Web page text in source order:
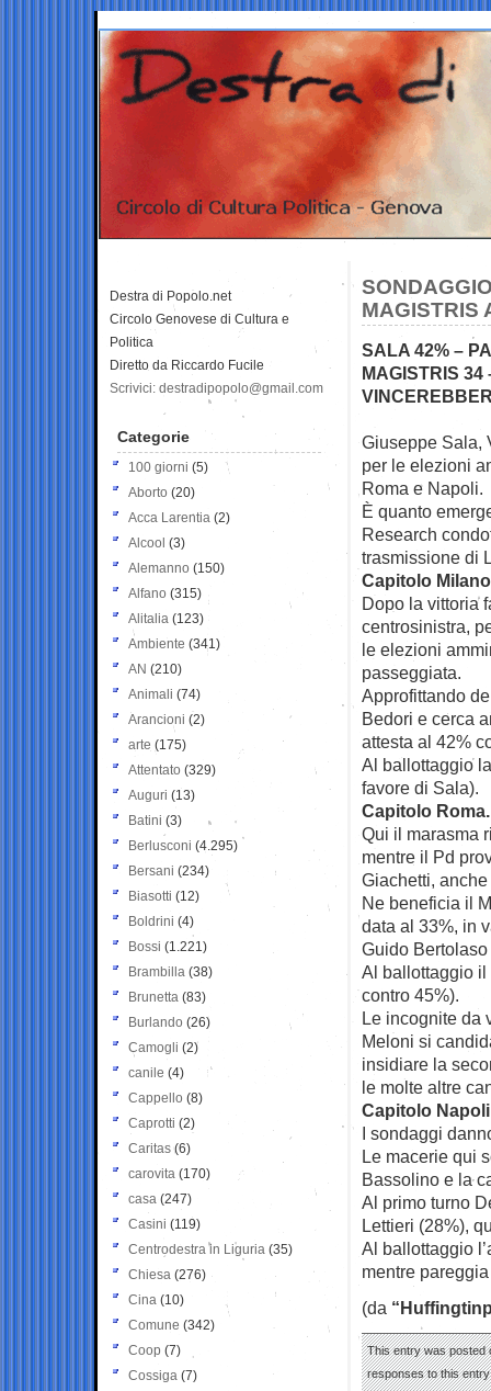
MAGISTRIS
SALA 42% –
MAGISTRIS
Giuseppe Sala,
per le elezioni
Roma e Napoli.
È quanto
Research
trasmissione di
Capitolo
Dopo la vittoria
centrosinistra,
le elezioni
passeggiata.
Approfittando
Bedori e cerca
attesta al 42%
Al ballottaggio
favore di Sala).
Capitolo Roma.
Qui il marasma
mentre il Pd
Giachetti,
Ne beneficia il
data al 33%, in
Guido Bertolaso
Al ballottaggio il
contro 45%).
Le incognite da
Meloni si
insidiare la
le molte altre
Capitolo
I sondaggi
Le macerie qui
Bassolino e la
Al primo turno
Lettieri (28%),
Al ballottaggio
mentre
(da
This entry was posted
responses to this
Destra di Popolo.net
Circolo Genovese di Cultura e
Politica
Diretto da Riccardo Fucile
Scrivici: destradipopolo@gmail.com
Categorie
100 giorni (5)
Aborto (20)
Acca Larentia (2)
Alcool (3)
Alemanno (150)
Alfano (315)
Alitalia (123)
Ambiente (341)
AN (210)
Animali (74)
Arancioni (2)
arte (175)
Attentato (329)
Auguri (13)
Batini (3)
Berlusconi (4.295)
Bersani (234)
Biasotti (12)
Boldrini (4)
Bossi (1.221)
Brambilla (38)
Brunetta (83)
Burlando (26)
Camogli (2)
canile (4)
Cappello (8)
Caprotti (2)
Caritas (6)
carovita (170)
casa (247)
Casini (119)
Centrodestra in Liguria (35)
Chiesa (276)
Cina (10)
Comune (342)
Coop (7)
Cossiga (7)